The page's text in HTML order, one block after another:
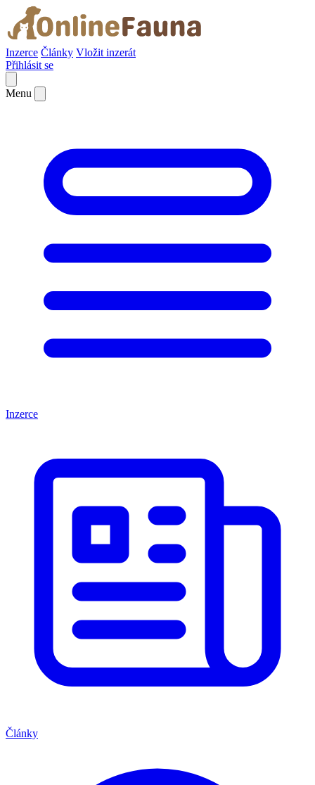
Inzerce Články Vložit inzerát
Přihlásit se
Menu
Inzerce
Články